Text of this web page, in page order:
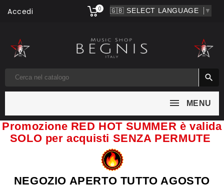
▼
Accedi 0

MENU
Promozione RED HOT SUMMER è valida
SOLO per acquisti SENZA PERMUTE
NEGOZIO APERTO TUTTO AGOSTO